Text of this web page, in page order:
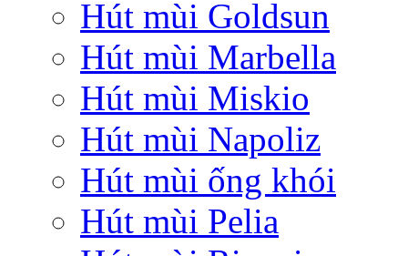
Hút mùi Goldsun
Hút mùi Marbella
Hút mùi Miskio
Hút mùi Napoliz
Hút mùi ống khói
Hút mùi Pelia